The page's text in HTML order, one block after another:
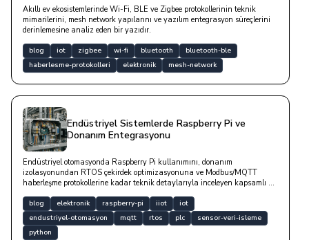
Akıllı ev ekosistemlerinde Wi-Fi, BLE ve Zigbee protokollerinin teknik
mimarilerini, mesh network yapılarını ve yazılım entegrasyon süreçlerini
derinlemesine analiz eden bir yazıdır.
blog iot zigbee wi-fi bluetooth
bluetooth-ble
haberlesme-protokolleri
elektronik mesh-network
Endüstriyel Sistemlerde Raspberry Pi ve
Donanım Entegrasyonu
Endüstriyel otomasyonda Raspberry Pi kullanımını, donanım
izolasyonundan RTOS çekirdek optimizasyonuna ve Modbus/MQTT
haberleşme protokollerine kadar teknik detaylarıyla inceleyen kapsamlı bir
blog elektronik raspberry-pi iiot
iot
endustriyel-otomasyon
mqtt rtos plc
sensor-veri-isleme
python